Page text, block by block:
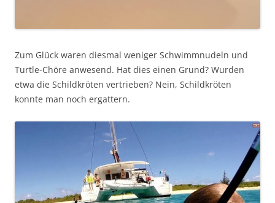
Zum Glück waren diesmal weniger Schwimmnudeln und
Turtle-Chöre anwesend. Hat dies einen Grund? Wurden
etwa die Schildkröten vertrieben? Nein, Schildkröten
konnte man noch ergattern.